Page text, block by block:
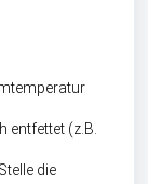
entfettet (z.B.
die